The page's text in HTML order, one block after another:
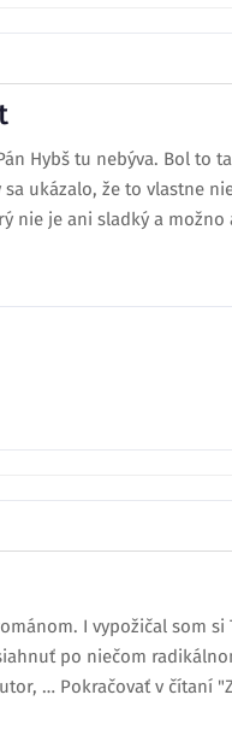
Hybš tu nebýva. Bol to
ukázalo, že to vlastne
nie je ani sladký a možno
I vypožičal som si
po niečom
… Pokračovať v čítaní